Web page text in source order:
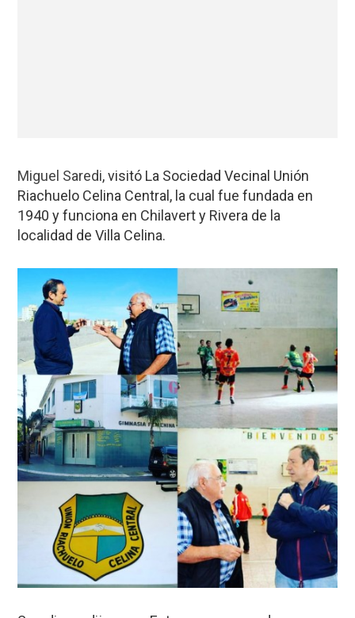
Miguel Saredi, visitó La Sociedad Vecinal Unión
Riachuelo Celina Central, la cual fue fundada en
1940 y funciona en Chilavert y Rivera de la
localidad de Villa Celina.